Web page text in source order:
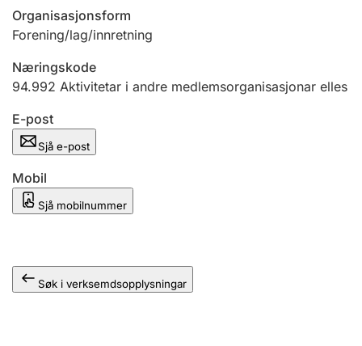
Ektepaktrettleiaren
Andre tema
Organisasjonsform
Forening/lag/innretning
Næringskode
94.992 Aktivitetar i andre medlemsorganisasjonar elles
E-post
Sjå e-post
Mobil
Sjå mobilnummer
Søk i verksemdsopplysningar